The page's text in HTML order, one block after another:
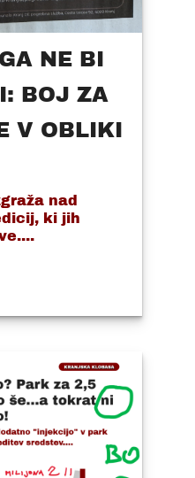
NE BI
BOJ ZA
V OBLIKI
nad
ki jih